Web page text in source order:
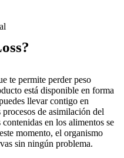
te permite perder peso
está disponible en forma
llevar contigo en
de asimilación del
en los alimentos se
momento, el organismo
sin ningún problema.